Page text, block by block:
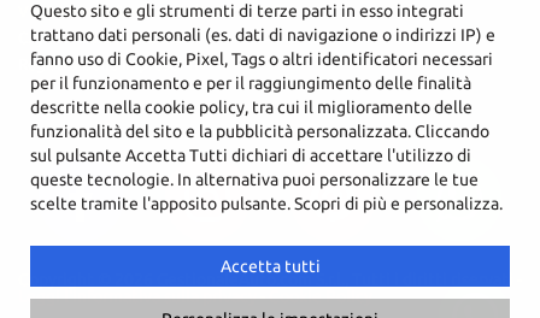
Via Arciprete Santoni, 76/A, Arco (TN)
C.F/P.IVA:02051940225
Registro delle imprese: TN
Copyright © 2026 GestionaleAuto.com S.r.l., Tutti i diritti riservati -
Leggi l'informativa sulla privacy-Cookie Policy
Questo sito e gli strumenti di terze parti in esso integrati
trattano dati personali (es. dati di navigazione o indirizzi IP) e
fanno uso di Cookie, Pixel, Tags o altri identificatori necessari
per il funzionamento e per il raggiungimento delle finalità
descritte nella cookie policy, tra cui il miglioramento delle
funzionalità del sito e la pubblicità personalizzata. Cliccando
sul pulsante Accetta Tutti dichiari di accettare l'utilizzo di
queste tecnologie. In alternativa puoi personalizzare le tue
scelte tramite l'apposito pulsante. Scopri di più e personalizza.
Accetta tutti